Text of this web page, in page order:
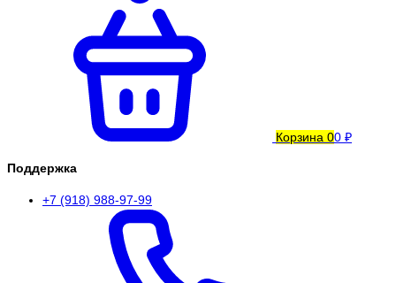
Корзина 00 ₽
Поддержка
+7 (918) 988-97-99